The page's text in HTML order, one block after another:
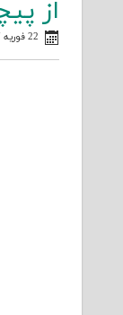
از
22 فوریه 2017